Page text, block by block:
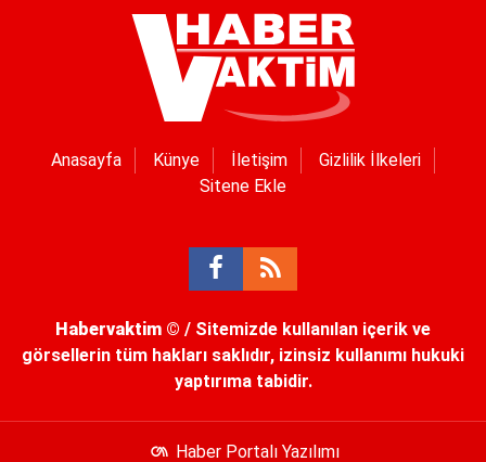
Anasayfa Künye İletişim
Gizlilik İlkeleri
Sitene Ekle
Habervaktim © / Sitemizde kullanılan içerik ve
görsellerin tüm hakları saklıdır, izinsiz kullanımı hukuki
yaptırıma tabidir.
Haber Portalı Yazılımı